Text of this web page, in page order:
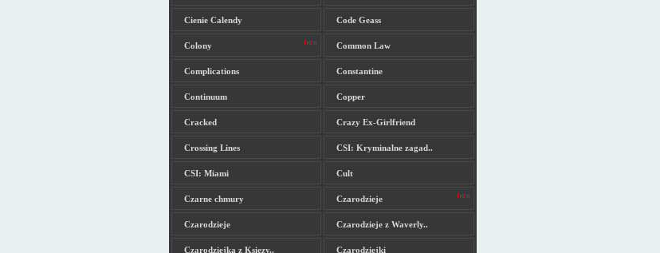
Cienie Calendy Code Geass
Colony Common Law
Complications Constantine
Continuum Copper
Cracked Crazy Ex-Girlfriend
Crossing Lines CSI: Kryminalne zagad..
CSI: Miami Cult
Czarne chmury Czarodzieje
Czarodzieje Czarodzieje z Waverly..
Czarodziejka z Ksiezy.. Czarodziejki